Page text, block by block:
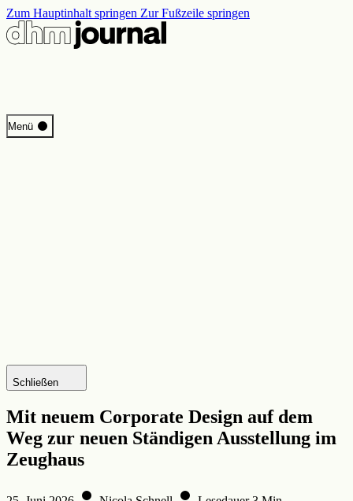
Zum Hauptinhalt springen Zur Fußzeile springen
Menü
Start
Programm
Schließen
Mit neuem Corporate Design auf dem
Weg zur neuen Ständigen Ausstellung im
Zeughaus